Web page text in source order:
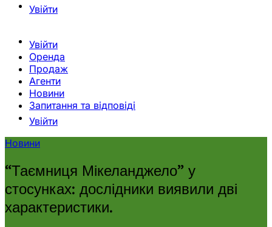
Увійти
Увійти
Оренда
Продаж
Агенти
Новини
Запитання та відповіді
Увійти
Новини
“Таємниця Мікеланджело” у
стосунках: дослідники виявили дві
характеристики.